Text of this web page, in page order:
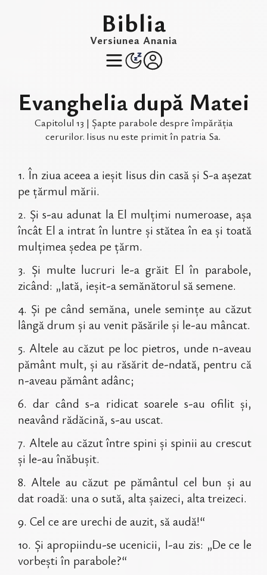
Biblia
Versiunea Anania
Evanghelia după Matei
Capitolul 13 | Șapte parabole despre împărăția
cerurilor. Iisus nu este primit în patria Sa.
1. În ziua aceea a ieșit Iisus din casă și S-a așezat
pe țărmul mării.
2. Și s-au adunat la El mulțimi numeroase, așa
încât El a intrat în luntre și stătea în ea și toată
mulțimea ședea pe țărm.
3. Și multe lucruri le-a grăit El în parabole,
zicând: „Iată, ieșit-a semănătorul să semene.
4. Și pe când semăna, unele semințe au căzut
lângă drum și au venit păsările și le-au mâncat.
5. Altele au căzut pe loc pietros, unde n-aveau
pământ mult, și au răsărit de-ndată, pentru că
n-aveau pământ adânc;
6. dar când s-a ridicat soarele s-au ofilit și,
neavând rădăcină, s-au uscat.
7. Altele au căzut între spini și spinii au crescut
și le-au înăbușit.
8. Altele au căzut pe pământul cel bun și au
dat roadă: una o sută, alta șaizeci, alta treizeci.
9. Cel ce are urechi de auzit, să audă!“
10. Și apropiindu-se ucenicii, I-au zis: „De ce le
vorbești în parabole?“